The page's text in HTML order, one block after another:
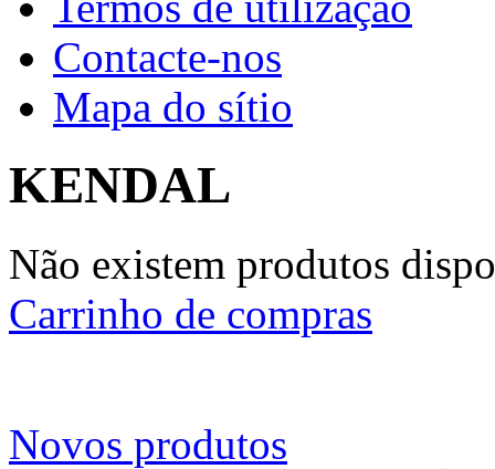
Contacte-nos
Mapa do sítio
KENDAL
Não existem produtos
Carrinho de compras
Novos produtos